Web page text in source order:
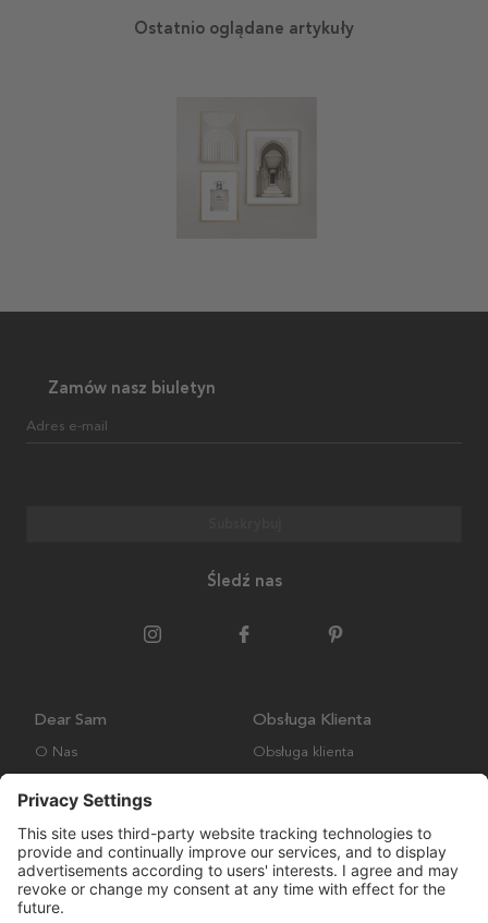
Ostatnio oglądane artykuły
Zamów nasz biuletyn
Adres e-mail
Śledź nas
Dear Sam
O Nas
Obsługa Klienta
Obsługa klienta
Wysyłka i Dostawa